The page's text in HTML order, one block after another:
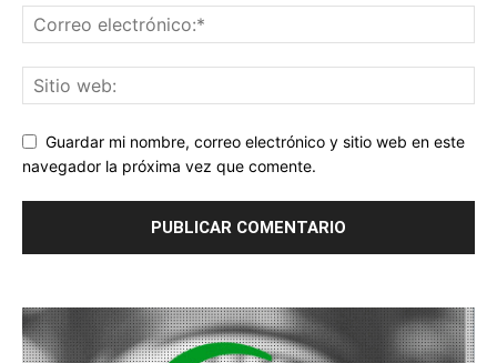
Guardar mi nombre, correo electrónico y sitio web en este
navegador la próxima vez que comente.